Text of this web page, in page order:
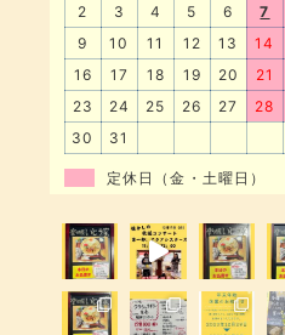
2
3 4 5 6 7
9
10 11 12 13 14
16
17 18 19 20 21
23
24 25 26 27 28
30
31
定休日（金・土曜日）